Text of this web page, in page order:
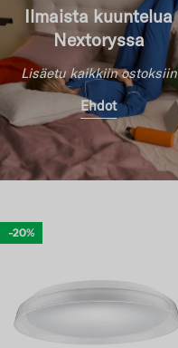
Ilmaista kuuntelua
Nextoryssa
Lisäetu kaikkiin ostoksiin
Ehdot
-20%